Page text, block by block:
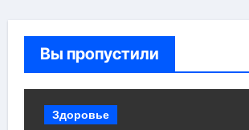
Вы пропустили
Здоровье